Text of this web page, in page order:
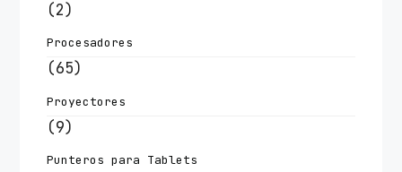
(2)
Procesadores
(65)
Proyectores
(9)
Punteros para Tablets